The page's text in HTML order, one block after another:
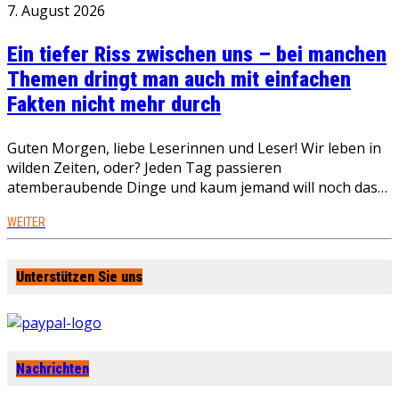
7. August 2026
Ein tiefer Riss zwischen uns – bei manchen
Themen dringt man auch mit einfachen
Fakten nicht mehr durch
Guten Morgen, liebe Leserinnen und Leser! Wir leben in
wilden Zeiten, oder? Jeden Tag passieren
atemberaubende Dinge und kaum jemand will noch das…
WEITER
Unterstützen Sie uns
Nachrichten